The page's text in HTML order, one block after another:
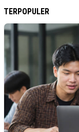
TERPOPULER